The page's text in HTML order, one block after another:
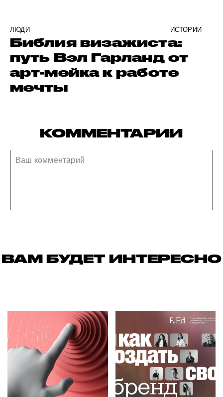
ЛЮДИ ИСТОРИИ
Библия визажиста:
путь Вэл Гарланд от
арт-мейка к работе
мечты
КОММЕНТАРИИ
ВАМ БУДЕТ ИНТЕРЕСНО